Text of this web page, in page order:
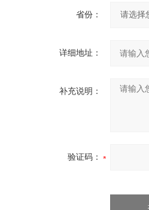
省份：
详细地址：
补充说明：
验证码：